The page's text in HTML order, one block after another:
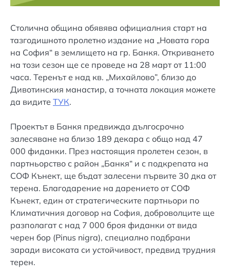
Столична община обявява официалния старт на
тазгодишното пролетно издание на „Новата гора
на София“ в землището на гр. Банкя. Откриването
на този сезон ще се проведе на 28 март от 11:00
часа. Теренът е над кв. „Михайлово”, близо до
Дивотинския манастир, а точната локация можете
да видите ТУК.
Проектът в Банкя предвижда дългосрочно
залесяване на близо 189 декара с общо над 47
000 фиданки. През настоящия пролетен сезон, в
партньорство с район „Банкя“ и с подкрепата на
СОФ Кънект, ще бъдат залесени първите 30 дка от
терена. Благодарение на дарението от СОФ
Кънект, един от стратегическите партньори по
Климатичния договор на София, доброволците ще
разполагат с над 7 000 броя фиданки от вида
черен бор (Pinus nigra), специално подбрани
заради високата си устойчивост, предвид трудния
терен.